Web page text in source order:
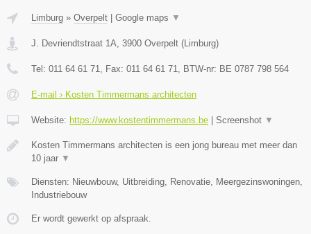
Limburg » Overpelt Google maps ▼
J. Devriendtstraat 1A 3900 Overpelt ( Limburg)
Tel: 011 64 61 71 , Fax: 011 64 61 71 , BTW-nr: BE 0787 798 564
E-mail › Kosten Timmermans architecten
Website: https://www.kostentimmermans.be Screenshot ▼
Kosten Timmermans architecten is een jong bureau met meer dan
10 jaar ▼
Diensten: Nieuwbouw, Uitbreiding, Renovatie, Meergezinswoningen,
Industriebouw
Er wordt gewerkt op afspraak.